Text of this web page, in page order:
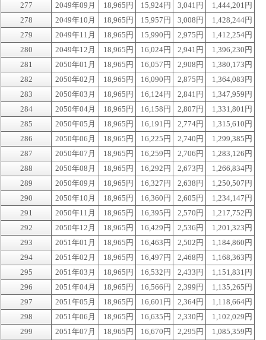
277
2049年09月 18,965円 15,924円 3,041円
1,444,201円
278
2049年10月 18,965円 15,957円 3,008円
1,428,244円
279
2049年11月 18,965円 15,990円 2,975円
1,412,254円
280
2049年12月 18,965円 16,024円 2,941円
1,396,230円
281
2050年01月 18,965円 16,057円 2,908円
1,380,173円
282
2050年02月 18,965円 16,090円 2,875円
1,364,083円
283
2050年03月 18,965円 16,124円 2,841円
1,347,959円
284
2050年04月 18,965円 16,158円 2,807円
1,331,801円
285
2050年05月 18,965円 16,191円 2,774円
1,315,610円
286
2050年06月 18,965円 16,225円 2,740円
1,299,385円
287
2050年07月 18,965円 16,259円 2,706円
1,283,126円
288
2050年08月 18,965円 16,292円 2,673円
1,266,834円
289
2050年09月 18,965円 16,327円 2,638円
1,250,507円
290
2050年10月 18,965円 16,360円 2,605円
1,234,147円
291
2050年11月 18,965円 16,395円 2,570円
1,217,752円
292
2050年12月 18,965円 16,429円 2,536円
1,201,323円
293
2051年01月 18,965円 16,463円 2,502円
1,184,860円
294
2051年02月 18,965円 16,497円 2,468円
1,168,363円
295
2051年03月 18,965円 16,532円 2,433円
1,151,831円
296
2051年04月 18,965円 16,566円 2,399円
1,135,265円
297
2051年05月 18,965円 16,601円 2,364円
1,118,664円
298
2051年06月 18,965円 16,635円 2,330円
1,102,029円
299
2051年07月 18,965円 16,670円 2,295円
1,085,359円